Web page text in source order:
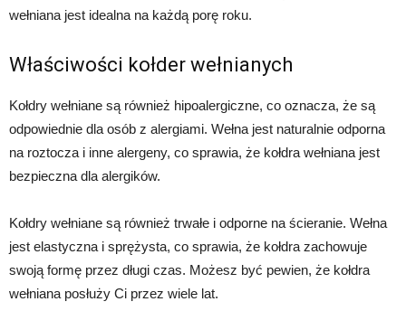
wełniana jest idealna na każdą porę roku.
Właściwości kołder wełnianych
Kołdry wełniane są również hipoalergiczne, co oznacza, że są
odpowiednie dla osób z alergiami. Wełna jest naturalnie odporna
na roztocza i inne alergeny, co sprawia, że kołdra wełniana jest
bezpieczna dla alergików.
Kołdry wełniane są również trwałe i odporne na ścieranie. Wełna
jest elastyczna i sprężysta, co sprawia, że kołdra zachowuje
swoją formę przez długi czas. Możesz być pewien, że kołdra
wełniana posłuży Ci przez wiele lat.